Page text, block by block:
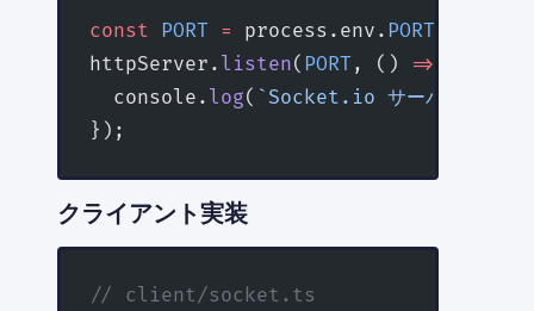
const PORT = process.env. PORT
httpServer. listen( PORT , () =>
  console.
log( `Socket.io サーバー起
});
クライアント実装
// client/socket.ts